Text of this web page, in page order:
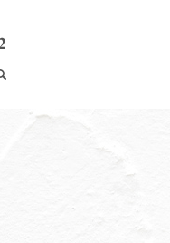
search